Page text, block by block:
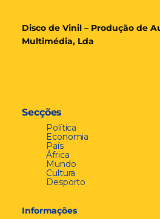
Disco de Vinil – Produção de
Multimédia, Lda
Secções
Política
Economia
País
África
Mundo
Cultura
Desporto
Informações